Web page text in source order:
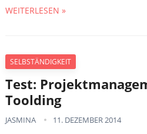
WEITERLESEN »
SELBSTÄNDIGKEIT
Test:
Toolding
JASMINA 11. DEZEMBER 2014